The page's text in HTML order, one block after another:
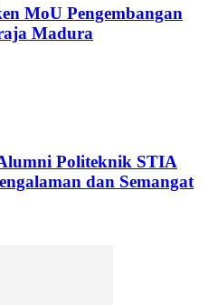
MoU Pengembangan
Madura
Politeknik STIA
dan Semangat